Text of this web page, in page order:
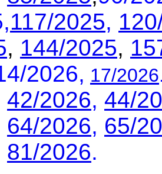
117/2025,
, 144/2025,
2026, 17/2026
42/2026, 44/
64/2026, 65/
81/2026.